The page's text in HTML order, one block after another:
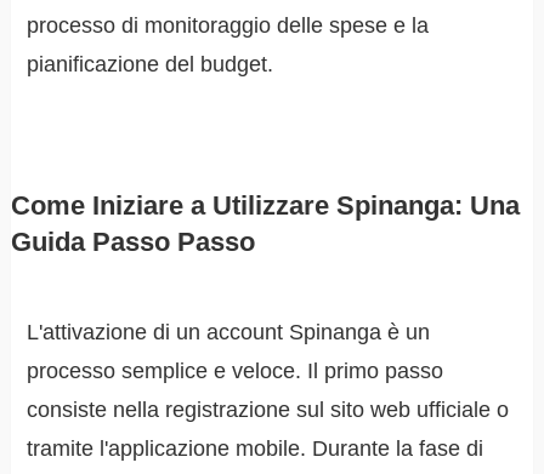
processo di monitoraggio delle spese e la
pianificazione del budget.
Come Iniziare a Utilizzare Spinanga: Una
Guida Passo Passo
L'attivazione di un account Spinanga è un
processo semplice e veloce. Il primo passo
consiste nella registrazione sul sito web ufficiale o
tramite l'applicazione mobile. Durante la fase di